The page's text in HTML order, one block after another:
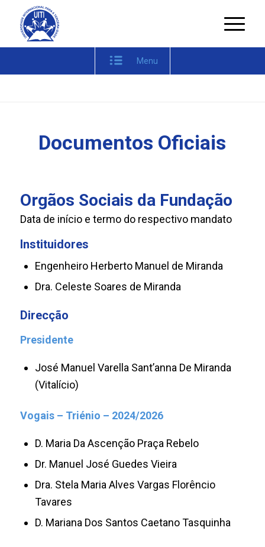
Menu
Documentos Oficiais
Orgãos Sociais da Fundação
Data de início e termo do respectivo mandato
Instituidores
Engenheiro Herberto Manuel de Miranda
Dra. Celeste Soares de Miranda
Direcção
Presidente
José Manuel Varella Sant’anna De Miranda
(Vitalício)
Vogais – Triénio – 2024/2026
D. Maria Da Ascenção Praça Rebelo
Dr. Manuel José Guedes Vieira
Dra. Stela Maria Alves Vargas Florêncio
Tavares
D. Mariana Dos Santos Caetano Tasquinha